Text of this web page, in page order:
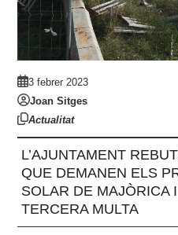
3 febrer 2023
Joan Sitges
Actualitat
L’AJUNTAMENT
QUE DEMANEN ELS
SOLAR DE MAJÒRICA
TERCERA MULTA